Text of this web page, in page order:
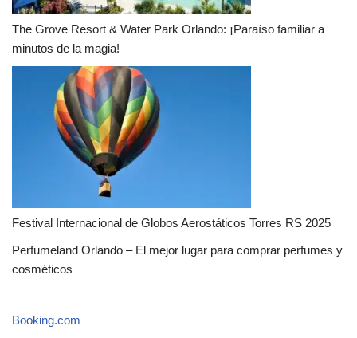
The Grove Resort & Water Park Orlando: ¡Paraíso familiar a
minutos de la magia!
Festival Internacional de Globos Aerostáticos Torres RS 2025
Perfumeland Orlando – El mejor lugar para comprar perfumes y
cosméticos
Booking.com